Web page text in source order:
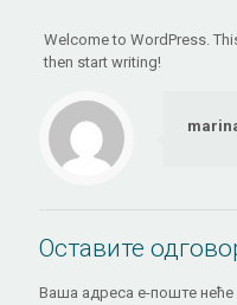
Welcome to WordPress.
then start writing!
Оставите
Ваша адреса е-поште неће